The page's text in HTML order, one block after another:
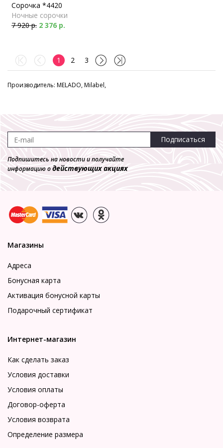
Сорочка *4420
Ночные сорочки
7 920 р. 2 376 р.
1 2 3
Производитель: MELADO, Milabel,
Подписаться
Подпишитесь на новости и получайте
информацию одействующих акциях
Магазины
Адреса
Бонусная карта
Активация бонусной карты
Подарочный сертификат
Интернет-магазин
Как сделать заказ
Условия доставки
Условия оплаты
Договор-оферта
Условия возврата
Определение размера